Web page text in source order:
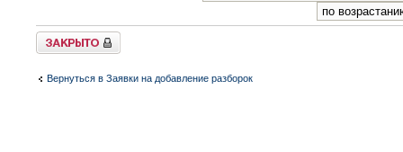
Закрыто
Вернуться в Заявки на добавление разборок